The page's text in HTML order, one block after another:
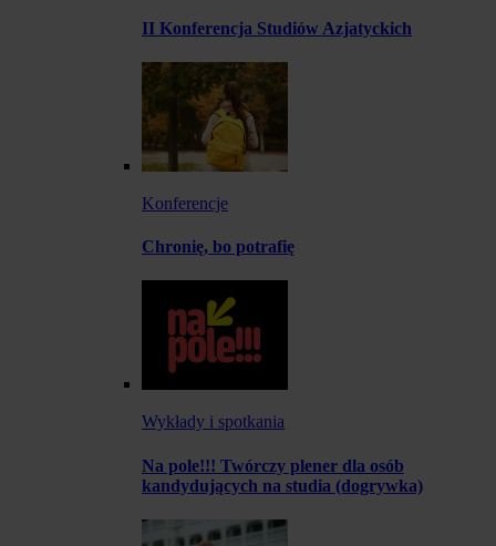
II Konferencja Studiów Azjatyckich
Konferencje
Chronię, bo potrafię
Wykłady i spotkania
Na pole!!! Twórczy plener dla osób
kandydujących na studia (dogrywka)